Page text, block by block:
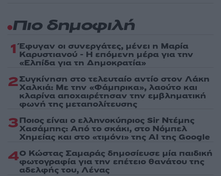
Πιο δημοφιλή
1 Έφυγαν οι συνεργάτες, μένει η Μαρία
Καρυστιανού - Η επόμενη μέρα για την
«Ελπίδα για τη Δημοκρατία»
2Συγκίνηση στο τελευταίο αντίο στον Λάκη
Χαλκιά: Με την «Φάμπρικα», λαούτο και
κλαρίνα αποχαιρέτησαν την εμβληματική
φωνή της μεταπολίτευσης
3Ποιος είναι ο ελληνοκύπριος Sir Ντέμης
Χασάμπης: Από το σκάκι, στο Νόμπελ
Χημείας και στο «τιμόνι» της AI της Google
4Ο Κώστας Σαμαράς δημοσίευσε μία παιδική
φωτογραφία για την επέτειο θανάτου της
αδελφής του, Λένας